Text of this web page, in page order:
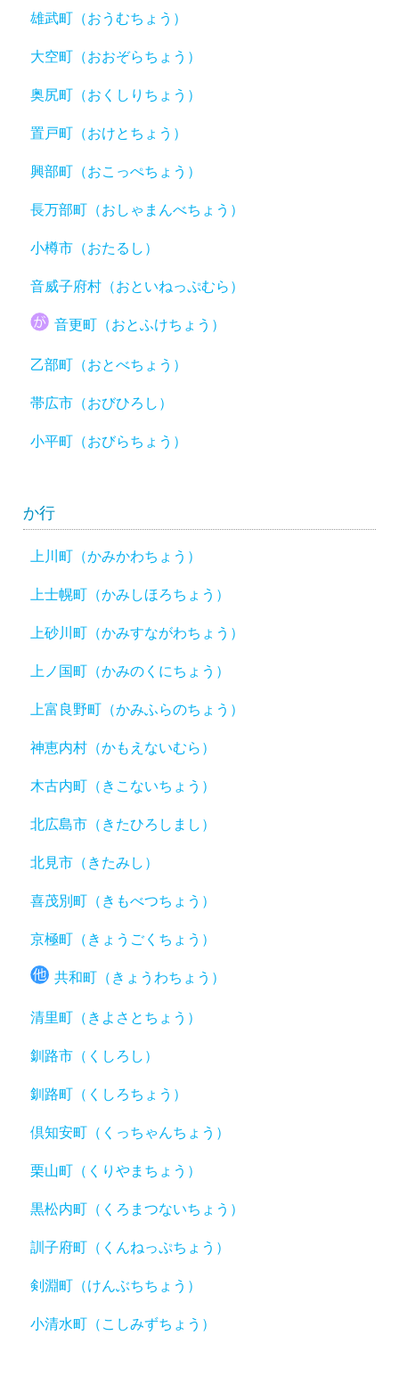
雄武町（おうむちょう）
大空町（おおぞらちょう）
奥尻町（おくしりちょう）
置戸町（おけとちょう）
興部町（おこっぺちょう）
長万部町（おしゃまんべちょう）
小樽市（おたるし）
音威子府村（おといねっぷむら）
音更町（おとふけちょう）
乙部町（おとべちょう）
帯広市（おびひろし）
小平町（おびらちょう）
か行
上川町（かみかわちょう）
上士幌町（かみしほろちょう）
上砂川町（かみすながわちょう）
上ノ国町（かみのくにちょう）
上富良野町（かみふらのちょう）
神恵内村（かもえないむら）
木古内町（きこないちょう）
北広島市（きたひろしまし）
北見市（きたみし）
喜茂別町（きもべつちょう）
京極町（きょうごくちょう）
共和町（きょうわちょう）
清里町（きよさとちょう）
釧路市（くしろし）
釧路町（くしろちょう）
倶知安町（くっちゃんちょう）
栗山町（くりやまちょう）
黒松内町（くろまつないちょう）
訓子府町（くんねっぷちょう）
剣淵町（けんぶちちょう）
小清水町（こしみずちょう）